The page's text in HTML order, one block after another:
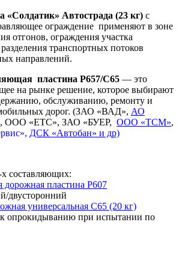
«Солдатик» Автострада (23 кг) с
ограждение применяют в зоне
отгонов, ограждения участка
транспортных потоков
направлений.
пластина Р657/С65 — это
на рынке решение, которое выбирают
обслуживанию, ремонту и
дорог. (ЗАО «ВАД», АО
, ООО «ЕТС», ЗАО «БУЕР, ООО «ТСМ»,
ДСК «Автобан» и др)
составляющих:
дорожная пластина Р607
двусторонний
универсальная С65 (20 кг)
к опрокидыванию при испытании по